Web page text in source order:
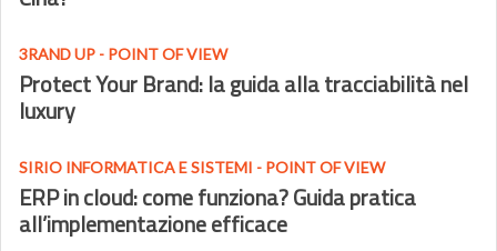
3RAND UP - POINT OF VIEW
Protect Your Brand: la guida alla tracciabilità nel
luxury
SIRIO INFORMATICA E SISTEMI - POINT OF VIEW
ERP in cloud: come funziona? Guida pratica
all’implementazione efficace